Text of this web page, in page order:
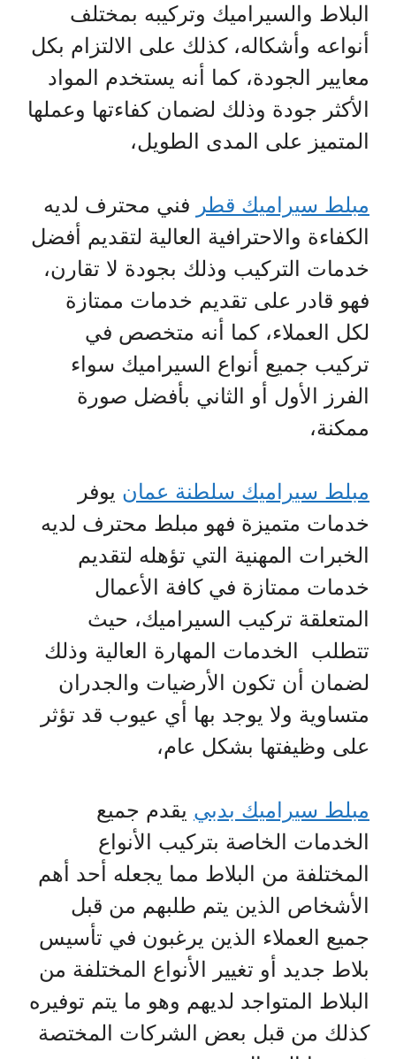
البلاط والسيراميك وتركيبه بمختلف
أنواعه وأشكاله، كذلك على الالتزام بكل
معايير الجودة، كما أنه يستخدم المواد
الأكثر جودة وذلك لضمان كفاءتها وعملها
المتميز على المدى الطويل،
مبلط سيراميك قطر فني محترف لديه
الكفاءة والاحترافية العالية لتقديم أفضل
خدمات التركيب وذلك بجودة لا تقارن،
فهو قادر على تقديم خدمات ممتازة
لكل العملاء، كما أنه متخصص في
تركيب جميع أنواع السيراميك سواء
الفرز الأول أو الثاني بأفضل صورة
ممكنة،
مبلط سيراميك سلطنة عمان يوفر
خدمات متميزة فهو مبلط محترف لديه
الخبرات المهنية التي تؤهله لتقديم
خدمات ممتازة في كافة الأعمال
المتعلقة تركيب السيراميك، حيث
تتطلب الخدمات المهارة العالية وذلك
لضمان أن تكون الأرضيات والجدران
متساوية ولا يوجد بها أي عيوب قد تؤثر
على وظيفتها بشكل عام،
مبلط سيراميك بدبي يقدم جميع
الخدمات الخاصة بتركيب الأنواع
المختلفة من البلاط مما يجعله أحد أهم
الأشخاص الذين يتم طلبهم من قبل
جميع العملاء الذين يرغبون في تأسيس
بلاط جديد أو تغيير الأنواع المختلفة من
البلاط المتواجد لديهم وهو ما يتم توفيره
كذلك من قبل بعض الشركات المختصة